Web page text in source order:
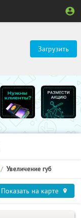
Загрузить
Увеличение губ
Показать на карте